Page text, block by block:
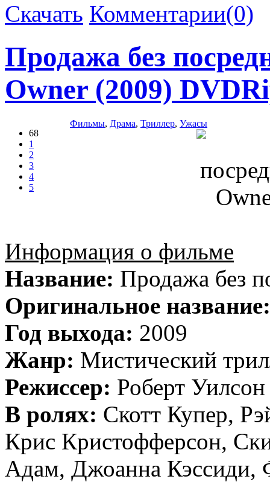
Скачать Комментарии(0)
Продажа без
Owner (2009)
68
1
2
3
4
5
Фильмы, Драма, Триллер, Ужасы
Информация о фильме
Название: Продажа без
Оригинальное название:
Год выхода: 2009
Жанр: Мистический
Режиссер: Роберт
В ролях: Скотт Купер,
Крис Кристофферсон,
Адам, Джоанна Кэссиди,